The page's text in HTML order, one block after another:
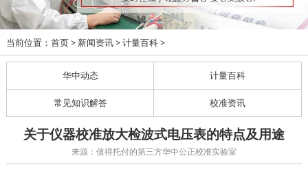
当前位置： 首页> 新闻资讯> 计量百科>
华中动态 计量百科
常见知识解答 校准资讯
关于仪器校准放大检波式电压表的特点及用途
来源：值得托付的第三方华中公正校准实验室